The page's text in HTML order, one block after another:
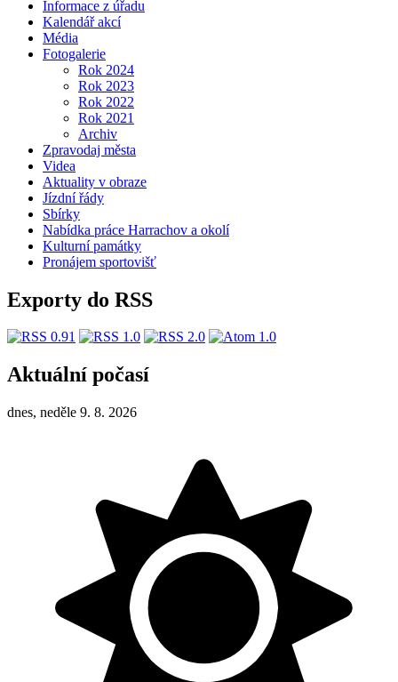
Informace z úřadu
Kalendář akcí
Média
Fotogalerie
Rok 2024
Rok 2023
Rok 2022
Rok 2021
Archiv
Zpravodaj města
Videa
Aktuality v obraze
Jízdní řády
Sbírky
Nabídka práce Harrachov a okolí
Kulturní památky
Pronájem sportovišť
Exporty do RSS
Aktuální počasí
dnes, neděle 9. 8. 2026